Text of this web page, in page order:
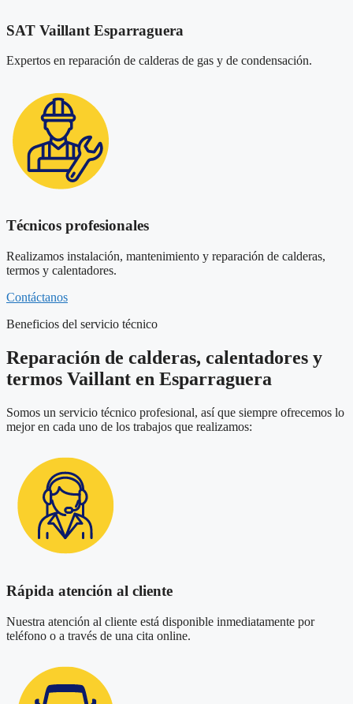
SAT Vaillant Esparraguera
Expertos en reparación de calderas de gas y de condensación.
Técnicos profesionales
Realizamos instalación, mantenimiento y reparación de calderas,
termos y calentadores.
Contáctanos
Beneficios del servicio técnico
Reparación de calderas, calentadores y
termos Vaillant en Esparraguera
Somos un servicio técnico profesional, así que siempre ofrecemos lo
mejor en cada uno de los trabajos que realizamos:
Rápida atención al cliente
Nuestra atención al cliente está disponible inmediatamente por
teléfono o a través de una cita online.